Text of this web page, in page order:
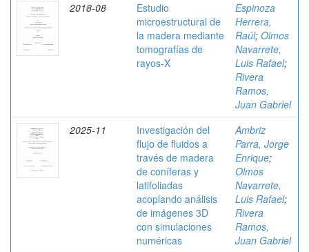
2018-08
Estudio
microestructural de
la madera mediante
tomografías de
rayos-X
Espinoza
Herrera,
Raúl; Olmos
Navarrete,
Luis Rafael;
Rivera
Ramos,
Juan Gabriel
2025-11
Investigación del
flujo de fluidos a
través de madera
de coníferas y
latifoliadas
acoplando análisis
de imágenes 3D
con simulaciones
numéricas
Ambriz
Parra, Jorge
Enrique;
Olmos
Navarrete,
Luis Rafael;
Rivera
Ramos,
Juan Gabriel